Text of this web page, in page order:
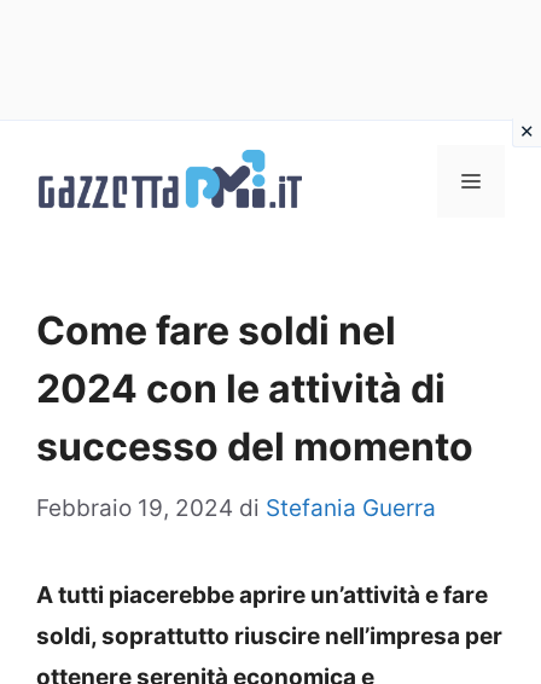
Menu
Come fare soldi nel
2024 con le attività di
successo del momento
Febbraio 19, 2024 di Stefania Guerra
A tutti piacerebbe aprire un’attività e fare
soldi, soprattutto riuscire nell’impresa per
ottenere serenità economica e